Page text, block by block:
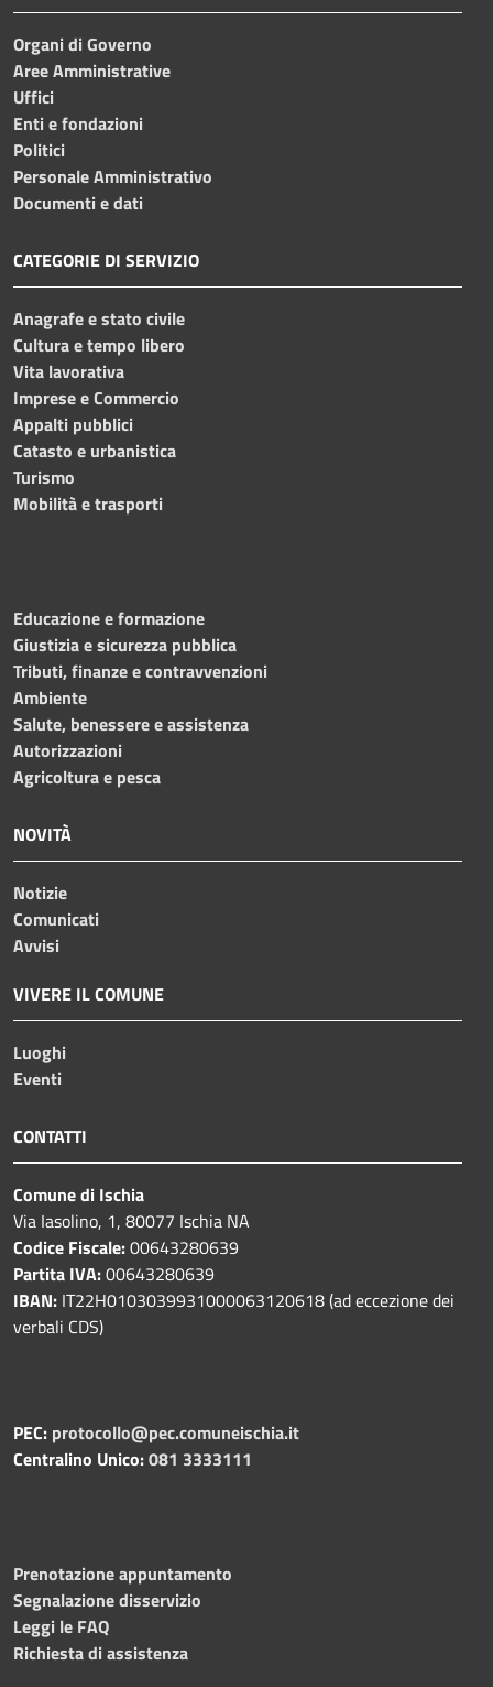
Organi di Governo
Aree Amministrative
Uffici
Enti e fondazioni
Politici
Personale Amministrativo
Documenti e dati
CATEGORIE DI SERVIZIO
Anagrafe e stato civile
Cultura e tempo libero
Vita lavorativa
Imprese e Commercio
Appalti pubblici
Catasto e urbanistica
Turismo
Mobilità e trasporti
Educazione e formazione
Giustizia e sicurezza pubblica
Tributi, finanze e contravvenzioni
Ambiente
Salute, benessere e assistenza
Autorizzazioni
Agricoltura e pesca
NOVITÀ
Notizie
Comunicati
Avvisi
VIVERE IL COMUNE
Luoghi
Eventi
CONTATTI
Comune di Ischia
Via Iasolino, 1, 80077 Ischia NA
Codice Fiscale:00643280639
Partita IVA:00643280639
IBAN: IT22H0103039931000063120618 (ad eccezione dei
verbali CDS)
PEC: protocollo@pec.comuneischia.it
Centralino Unico:081 3333111
Prenotazione appuntamento
Segnalazione disservizio
Leggi le FAQ
Richiesta di assistenza